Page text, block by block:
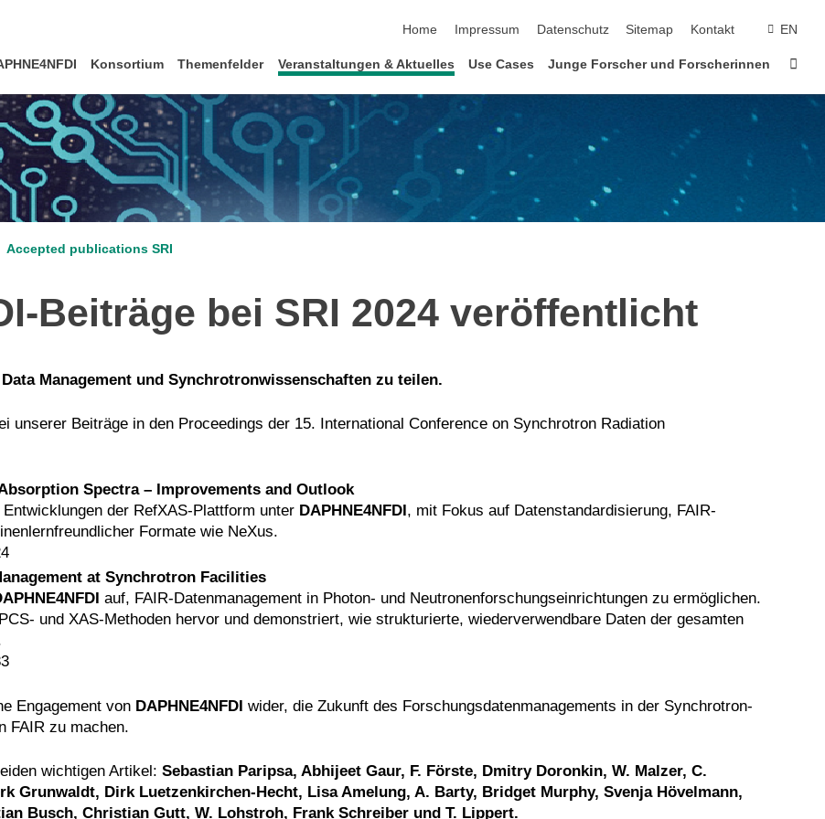
Home
Impressum Datenschutz Sitemap Kontakt EN
Konsortium Themenfelder Veranstaltungen & Aktuelles Use Cases Junge Forscher und Forscherinnen
Accepted publications SRI
Beiträge bei SRI 2024 veröffentlicht
Management und Synchrotronwissenschaften zu teilen.
unserer Beiträge in den Proceedings der 15. International Conference on Synchrotron Radiation
Spectra – Improvements and Outlook
der RefXAS-Plattform unter DAPHNE4NFDI, mit Fokus auf Datenstandardisierung, FAIR-
Formate wie NeXus.
at Synchrotron Facilities
auf, FAIR-Datenmanagement in Photon- und Neutronenforschungseinrichtungen zu ermöglichen.
und XAS-Methoden hervor und demonstriert, wie strukturierte, wiederverwendbare Daten der gesamten
Engagement von DAPHNE4NFDI wider, die Zukunft des Forschungsdatenmanagements in der Synchrotron-
FAIR zu machen.
wichtigen Artikel: Sebastian Paripsa, Abhijeet Gaur, F. Förste, Dmitry Doronkin, W. Malzer, C.
Grunwaldt, Dirk Luetzenkirchen-Hecht, Lisa Amelung, A. Barty, Bridget Murphy, Svenja Hövelmann,
Busch, Christian Gutt, W. Lohstroh, Frank Schreiber und T. Lippert.